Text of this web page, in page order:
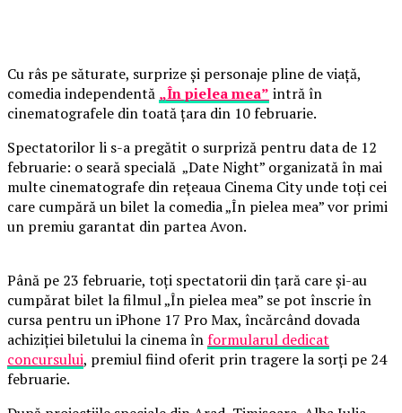
Cu râs pe săturate, surprize și personaje pline de viață,
comedia independentă „În pielea mea” intră în
cinematografele din toată țara din 10 februarie.
Spectatorilor li s-a pregătit o surpriză pentru data de 12
februarie: o seară specială „Date Night” organizată în mai
multe cinematografe din rețeaua Cinema City unde toți cei
care cumpără un bilet la comedia „În pielea mea” vor primi
un premiu garantat din partea Avon.
Până pe 23 februarie, toți spectatorii din țară care și-au
cumpărat bilet la filmul „În pielea mea” se pot înscrie în
cursa pentru un iPhone 17 Pro Max, încărcând dovada
achiziției biletului la cinema înformularul dedicat
concursului, premiul fiind oferit prin tragere la sorți pe 24
februarie.